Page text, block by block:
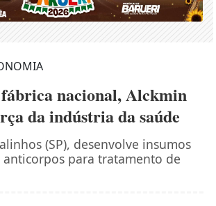
nacional, Alckmin
da indústria da saúde
(SP), desenvolve insumos
anticorpos para tratamento de